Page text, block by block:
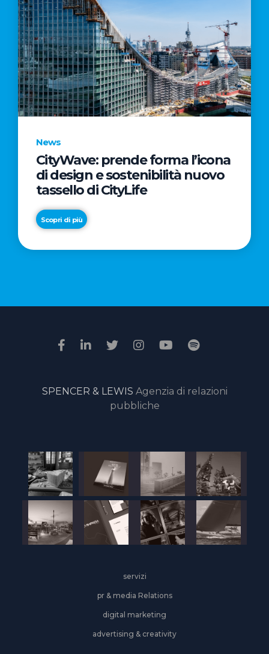
News
CityWave: prende forma l’icona
di design e sostenibilità nuovo
tassello di CityLife
Scopri di più
News
“Passione
il
della
giuria
online
SPENCER & LEWIS Agenzia di relazioni
pubbliche
servizi
pr & media Relations
digital marketing
advertising & creativity